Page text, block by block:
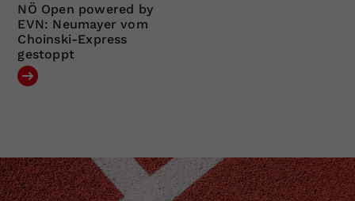
NÖ Open powered by
EVN: Neumayer vom
Choinski-Express
gestoppt